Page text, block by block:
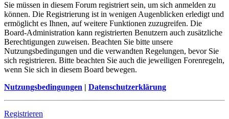
Sie müssen in diesem Forum registriert sein, um sich anmelden zu
können. Die Registrierung ist in wenigen Augenblicken erledigt und
ermöglicht es Ihnen, auf weitere Funktionen zuzugreifen. Die
Board-Administration kann registrierten Benutzern auch zusätzliche
Berechtigungen zuweisen. Beachten Sie bitte unsere
Nutzungsbedingungen und die verwandten Regelungen, bevor Sie
sich registrieren. Bitte beachten Sie auch die jeweiligen Forenregeln,
wenn Sie sich in diesem Board bewegen.
Nutzungsbedingungen | Datenschutzerklärung
Registrieren